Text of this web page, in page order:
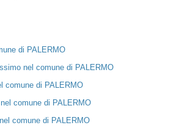
di PALERMO
nel comune di PALERMO
comune di PALERMO
comune di PALERMO
comune di PALERMO